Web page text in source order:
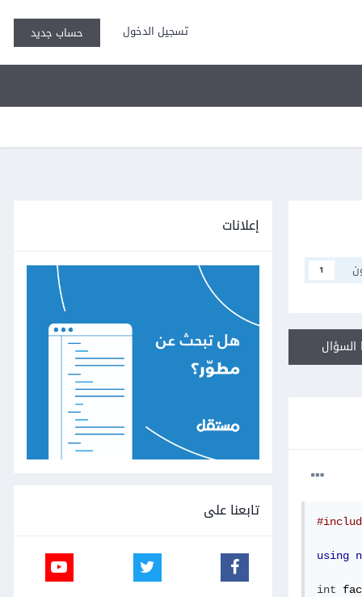
تسجيل الدخول حساب جديد
1
using
int
إعلانات
تابعنا على